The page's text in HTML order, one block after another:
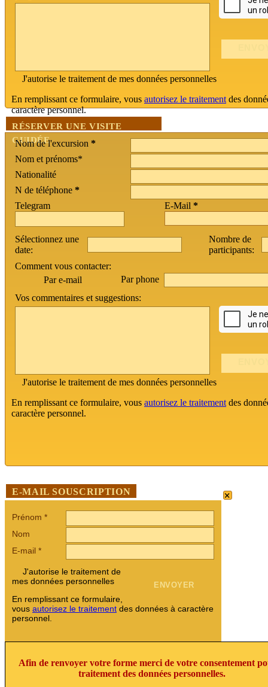
J'autorise le traitement de mes données personnelles
En remplissant ce formulaire, vous autorisez le traitement des
caractère personnel.
RÉSERVER UNE VISITE
GUIDÉE
Nom de l'excursion *
Nom et prénoms*
Nationalité
N de téléphone *
Telegram
E-Mail *
Sélectionnez une
date:
Nombre de
participants:
Comment vous contacter:
Par e-mail
Par phone
Vos commentaires et suggestions:
J'autorise le traitement de mes données personnelles
En remplissant ce formulaire, vous autorisez le traitement des
caractère personnel.
E-MAIL SOUSCRIPTION ×
Prénom *
Nom
E-mail *
J'autorise le traitement de
mes données personnelles
En remplissant ce formulaire,
vous autorisez le traitement des données à caractère
personnel.
Afin de renvoyer votre forme merci de votre consentement
traitement des données personnelles.